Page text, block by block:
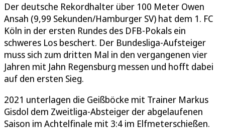
Der deutsche Rekordhalter über 100 Meter Owen
Ansah (9,99 Sekunden/Hamburger SV) hat dem 1. FC
Köln in der ersten Rundes des DFB-Pokals ein
schweres Los beschert. Der Bundesliga-Aufsteiger
muss sich zum dritten Mal in den vergangenen vier
Jahren mit Jahn Regensburg messen und hofft dabei
auf den ersten Sieg.
2021 unterlagen die Geißböcke mit Trainer Markus
Gisdol dem Zweitliga-Absteiger der abgelaufenen
Saison im Achtelfinale mit 3:4 im Elfmeterschießen.